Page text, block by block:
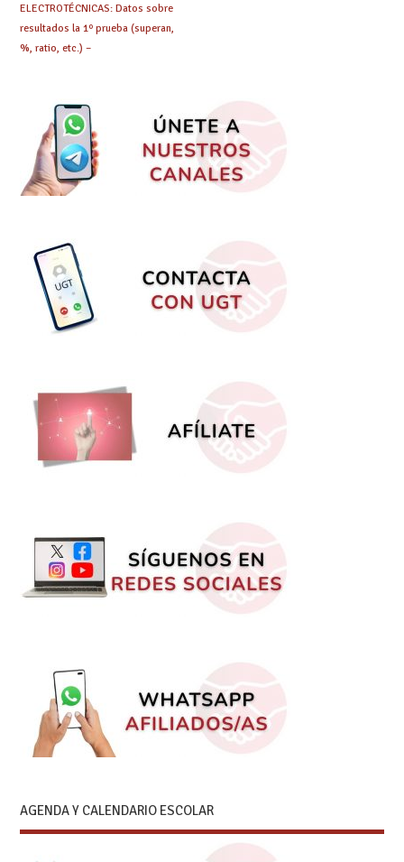
ELECTROTÉCNICAS: Datos sobre
resultados la 1º prueba (superan,
%, ratio, etc.) –
AGENDA Y CALENDARIO ESCOLAR